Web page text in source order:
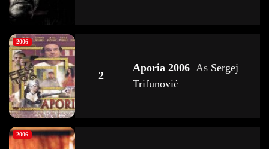
2006
2
Aporia 2006 As Sergej
Trifunović
2006